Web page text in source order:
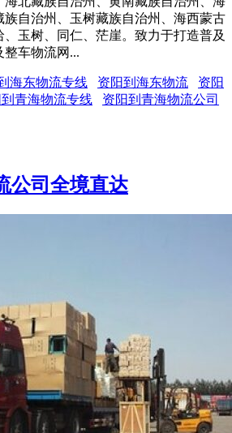
自治州、玉树藏族自治州、海西蒙古
玉树、同仁、茫崖。致力于打造普及
车物流网...
海东物流专线 资阳到海东物流
资阳
青海物流专线
资阳到青海物流公司
公司全境直达